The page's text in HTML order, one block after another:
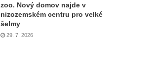
zoo. Nový domov najde v
nizozemském centru pro velké
šelmy
29. 7. 2026